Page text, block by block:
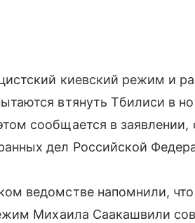
киевский режим и
втянуть Тбилиси в
сообщается в заявлении,
дел Российской
ведомстве напомнили,
Михаила Саакашвили